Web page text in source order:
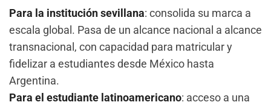
Para la institución sevillana: consolida su marca a
escala global. Pasa de un alcance nacional a alcance
transnacional, con capacidad para matricular y
fidelizar a estudiantes desde México hasta
Argentina.
Para el estudiante latinoamericano: acceso a una